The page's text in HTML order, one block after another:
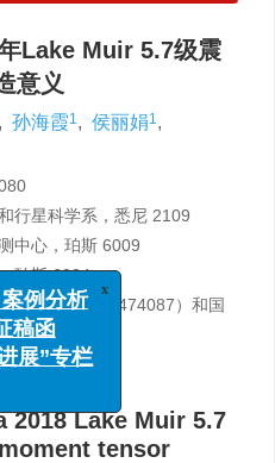
Lake Muir 5.7级震
意义
, 孙海霞1, 侯丽娟1,
行星科学系，悉尼 2109
中心，珀斯 6009
珀斯 6004
41604045；41474087）和国
。
Lake Muir 5.7
tensor
例分析
稿函
展”专栏